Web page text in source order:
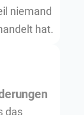
niemand
hat.
das